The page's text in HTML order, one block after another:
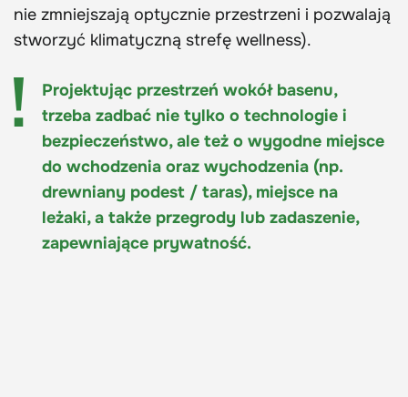
nie zmniejszają optycznie przestrzeni i pozwalają
stworzyć klimatyczną strefę wellness).
Projektując przestrzeń wokół basenu,
trzeba zadbać nie tylko o technologie i
bezpieczeństwo, ale też o wygodne miejsce
do wchodzenia oraz wychodzenia (np.
drewniany podest / taras), miejsce na
leżaki, a także przegrody lub zadaszenie,
zapewniające prywatność.